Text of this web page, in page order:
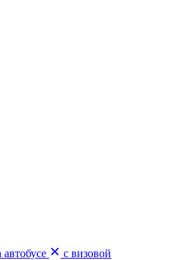
автобусе
с визовой